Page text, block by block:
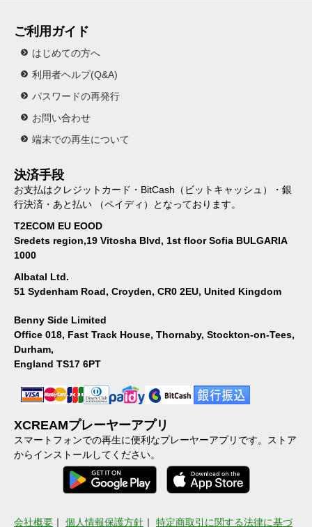
ご利用ガイド
はじめての方へ
利用者ヘルプ(Q&A)
パスワードの再発行
お問い合わせ
端末での再生について
決済手段
お支払はクレジットカード・BitCash（ビットキャッシュ）・銀
行決済・あと払い （ペイディ）となっております。
T2ECOM EU EOOD
Sredets region,19 Vitosha Blvd, 1st floor Sofia BULGARIA
1000
Albatal Ltd.
51 Sydenham Road, Croyden, CR0 2EU, United Kingdom
Benny Side Limited
Office 018, Fast Track House, Thornaby, Stockton-on-Tees,
Durham,
England TS17 6PT
XCREAMプレーヤーアプリ
スマートフォンでの再生に便利なプレーヤーアプリです。ストア
からインストールしてください。
会社概要 ｜ 個人情報保護方針 ｜ 特定商取引に関する法律に基づ